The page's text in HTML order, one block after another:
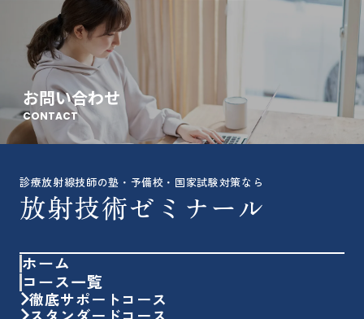
お問い合わせ
CONTACT
診療放射線技師の塾・予備校・国家試験対策なら
放射技術ゼミナール
ホーム
コース一覧
徹底サポートコース
スタンダードコース